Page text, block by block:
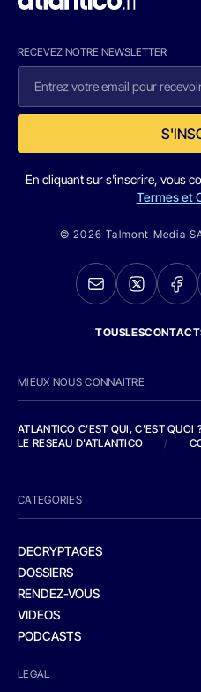
RECEVEZ NOTRE NEWSLETTER
En cliquant sur s'inscrire, vous
Termes et
© 2026 Talmont Media
MIEUX NOUS CONNAITRE
ATLANTICO C'EST QUI, C'EST QUOI
LE RESEAU D'ATLANTICO
/
CATEGORIES
DECRYPTAGES
DOSSIERS
RENDEZ-VOUS
VIDEOS
PODCASTS
LEGAL